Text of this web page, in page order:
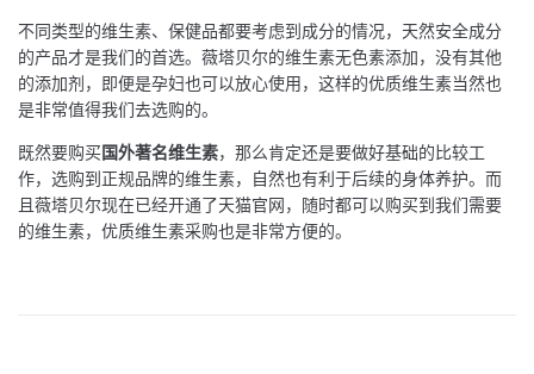
不同类型的维生素、保健品都要考虑到成分的情况，天然安全成分
的产品才是我们的首选。薇塔贝尔的维生素无色素添加，没有其他
的添加剂，即便是孕妇也可以放心使用，这样的优质维生素当然也
是非常值得我们去选购的。
既然要购买国外著名维生素，那么肯定还是要做好基础的比较工
作，选购到正规品牌的维生素，自然也有利于后续的身体养护。而
且薇塔贝尔现在已经开通了天猫官网，随时都可以购买到我们需要
的维生素，优质维生素采购也是非常方便的。